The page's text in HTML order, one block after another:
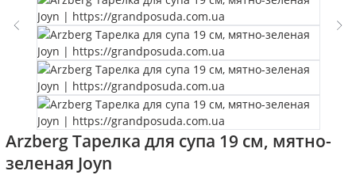
Arzberg Тарелка для супа 19 см, мятно-
зеленая Joyn